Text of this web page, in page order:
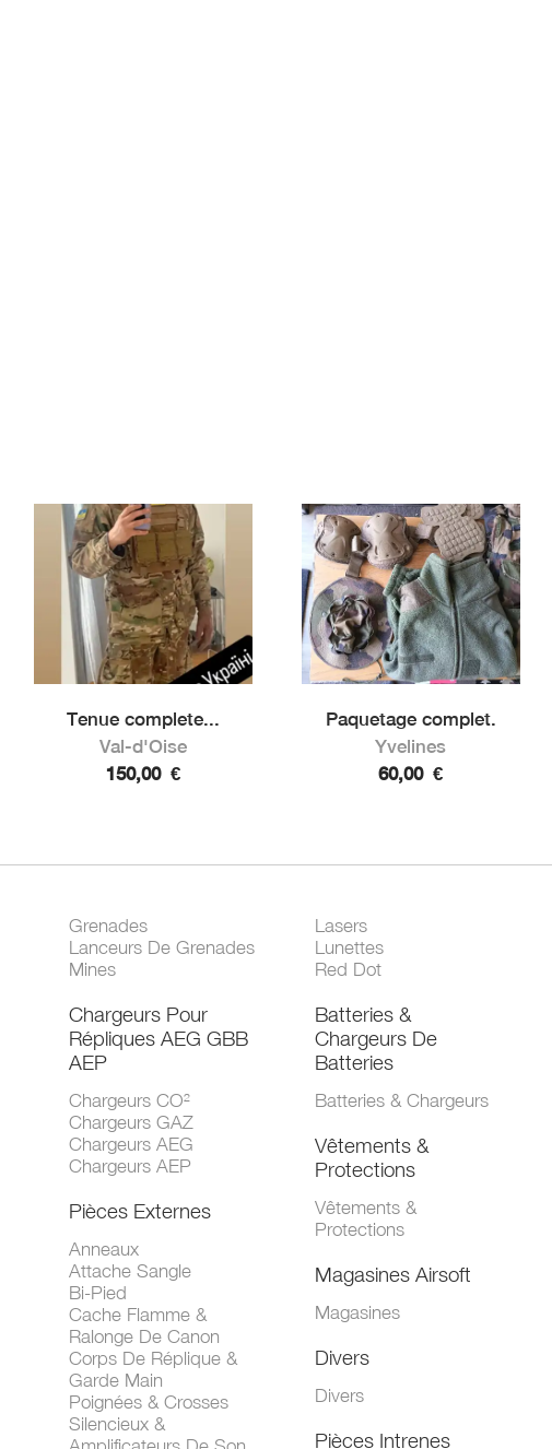
Tenue complete...
Val-d'Oise
150,00 €
Paquetage complet.
Yvelines
60,00 €
Grenades
Lanceurs De Grenades
Mines
Chargeurs Pour
Répliques AEG GBB
AEP
Chargeurs CO²
Chargeurs GAZ
Chargeurs AEG
Chargeurs AEP
Pièces Externes
Anneaux
Attache Sangle
Bi-Pied
Cache Flamme &
Ralonge De Canon
Corps De Réplique &
Garde Main
Poignées & Crosses
Silencieux &
Lasers
Lunettes
Red Dot
Batteries &
Chargeurs De
Batteries
Batteries & Chargeurs
Vêtements &
Protections
Vêtements &
Protections
Magasines Airsoft
Magasines
Divers
Divers
Pièces Intrenes